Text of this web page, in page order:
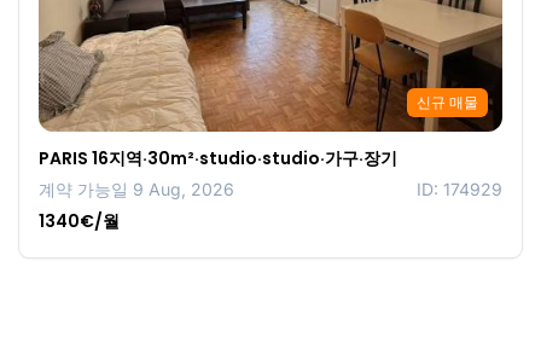
신규 매물
PARIS 16지역·30m²·studio·studio·가구·장기
계약 가능일 9 Aug, 2026 ID: 174929
1340€/월